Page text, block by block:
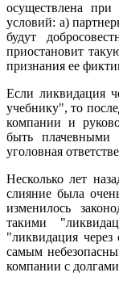
осуществлена
условий: а)
будут
приостановит
признания ее
Если ликвидация
учебнику", то
компании и
быть плачевными
уголовная
Несколько лет
слияние была
изменилось
такими
"ликвидация
самым
компании с